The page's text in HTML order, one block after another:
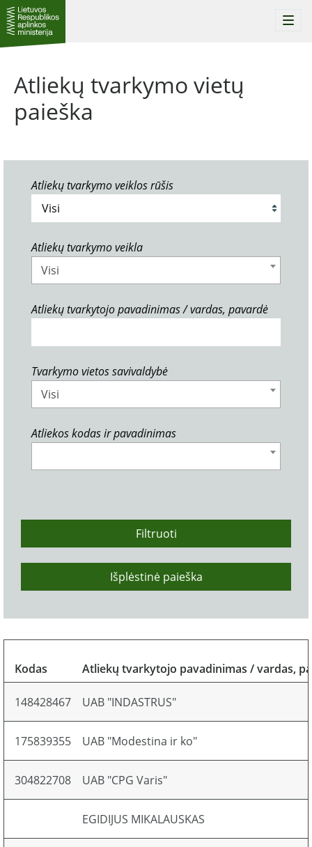
Atliekų tvarkymo vietų
paieška
Atliekų tvarkymo veiklos rūšis
Atliekų tvarkymo veikla
Visi
Atliekų tvarkytojo pavadinimas / vardas, pavardė
Tvarkymo vietos savivaldybė
Visi
Atliekos kodas ir pavadinimas
Filtruoti
Išplėstinė paieška
Kodas Atliekų tvarkytojo pavadinimas / vardas,
148428467 UAB "INDASTRUS"
175839355 UAB "Modestina ir ko"
304822708 UAB "CPG Varis"
EGIDIJUS MIKALAUSKAS